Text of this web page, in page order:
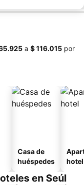
a ‎$ 116.015 por
Casa de
huéspedes
hotel
en Seúl